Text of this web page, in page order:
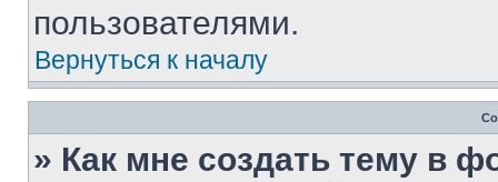
пользователями.
Вернуться к началу
» Как мне создать тему в